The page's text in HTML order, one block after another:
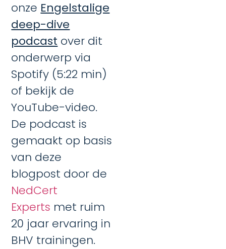
onze Engelstalige
deep-dive
podcast over dit
onderwerp via
Spotify (5:22 min)
of bekijk de
YouTube-video.
De podcast is
gemaakt op basis
van deze
blogpost door de
NedCert
Experts met ruim
20 jaar ervaring in
BHV trainingen.